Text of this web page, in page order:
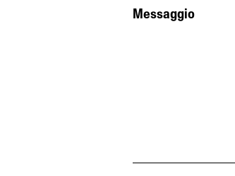
Messaggio